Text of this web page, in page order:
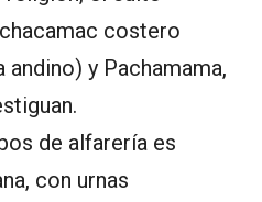
costero
y Pachamama,
de alfarería es
con urnas